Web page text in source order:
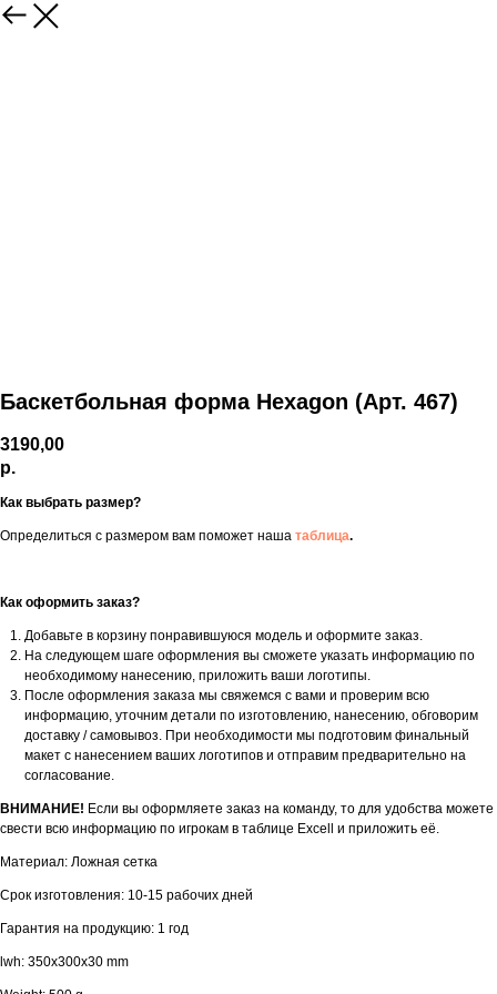
Баскетбольная форма Hexagon (Арт. 467)
3190,00
р.
Как выбрать размер?
Определиться с размером вам поможет наша таблица.
Как оформить заказ?
Добавьте в корзину понравившуюся модель и оформите заказ.
На следующем шаге оформления вы сможете указать информацию по
необходимому нанесению, приложить ваши логотипы.
После оформления заказа мы свяжемся с вами и проверим всю
информацию, уточним детали по изготовлению, нанесению, обговорим
доставку / самовывоз. При необходимости мы подготовим финальный
макет с нанесением ваших логотипов и отправим предварительно на
согласование.
ВНИМАНИЕ! Если вы оформляете заказ на команду, то для удобства можете
свести всю информацию по игрокам в таблице Excell и приложить её.
Материал: Ложная сетка
Срок изготовления: 10-15 рабочих дней
Гарантия на продукцию: 1 год
lwh: 350x300x30 mm